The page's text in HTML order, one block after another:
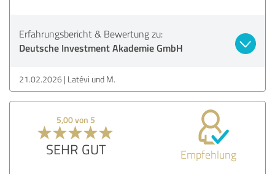
Erfahrungsbericht & Bewertung zu:
Deutsche Investment Akademie GmbH
21.02.2026 Latévi und M.
5,00 von 5
SEHR GUT Empfehlung